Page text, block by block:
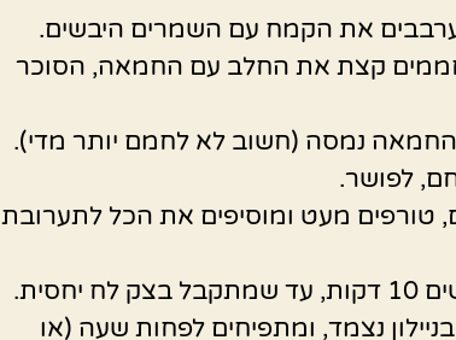
את הקמח עם השמרים היבשים.
קצת את החלב עם החמאה, הסוכר
נמסה (חשוב לא לחמם יותר מדי).
לפושר.
טורפים מעט ומוסיפים את הכל לתערובת
בעזרת וו הלישה לשים 10 דקות, עד שמתקבל בצק לח יחסית.
נצמד, ומתפיחים לפחות שעה (או